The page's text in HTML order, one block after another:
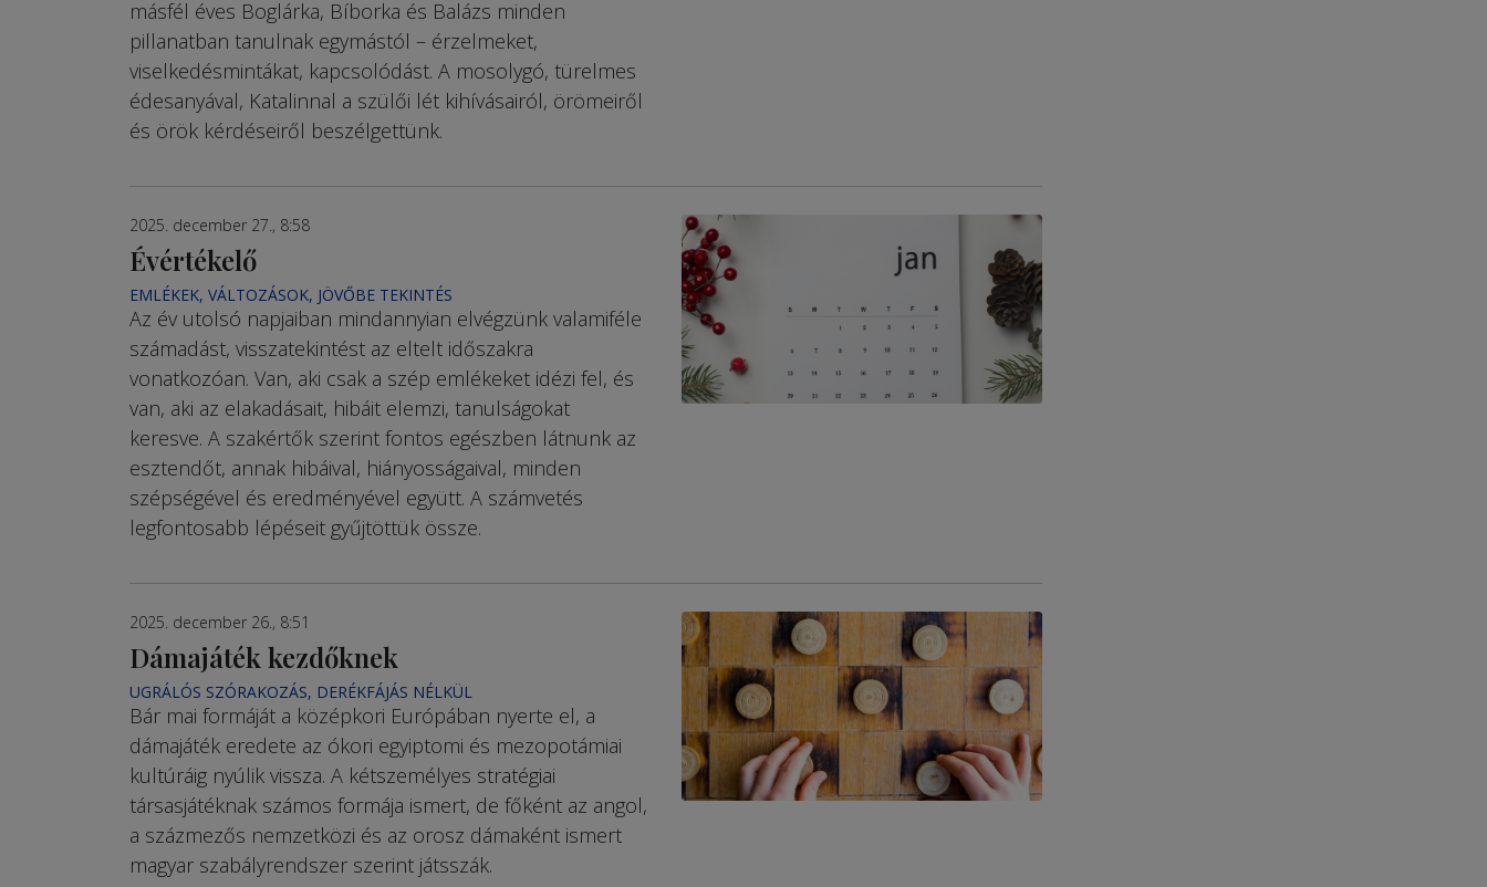
másfél éves Boglárka, Bíborka és Balázs minden
pillanatban tanulnak egymástól – érzelmeket,
viselkedésmintákat, kapcsolódást. A mosolygó, türelmes
édesanyával, Katalinnal a szülői lét kihívásairól, örömeiről
és örök kérdéseiről beszélgettünk.
2025. december 27., 8:58
Évértékelő
EMLÉKEK, VÁLTOZÁSOK, JÖVŐBE TEKINTÉS
Az év utolsó napjaiban mindannyian elvégzünk valamiféle
számadást, visszatekintést az eltelt időszakra
vonatkozóan. Van, aki csak a szép emlékeket idézi fel, és
van, aki az elakadásait, hibáit elemzi, tanulságokat
keresve. A szakértők szerint fontos egészben látnunk az
esztendőt, annak hibáival, hiányosságaival, minden
szépségével és eredményével együtt. A számvetés
legfontosabb lépéseit gyűjtöttük össze.
2025. december 26., 8:51
Dámajáték kezdőknek
UGRÁLÓS SZÓRAKOZÁS, DERÉKFÁJÁS NÉLKÜL
Bár mai formáját a középkori Európában nyerte el, a
dámajáték eredete az ókori egyiptomi és mezopotámiai
kultúráig nyúlik vissza. A kétszemélyes stratégiai
társasjátéknak számos formája ismert, de főként az angol,
a százmezős nemzetközi és az orosz dámaként ismert
magyar szabályrendszer szerint játsszák.